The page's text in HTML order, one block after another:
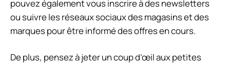
pouvez également vous inscrire à des newsletters
ou suivre les réseaux sociaux des magasins et des
marques pour être informé des offres en cours.
De plus, pensez à jeter un coup d’œil aux petites